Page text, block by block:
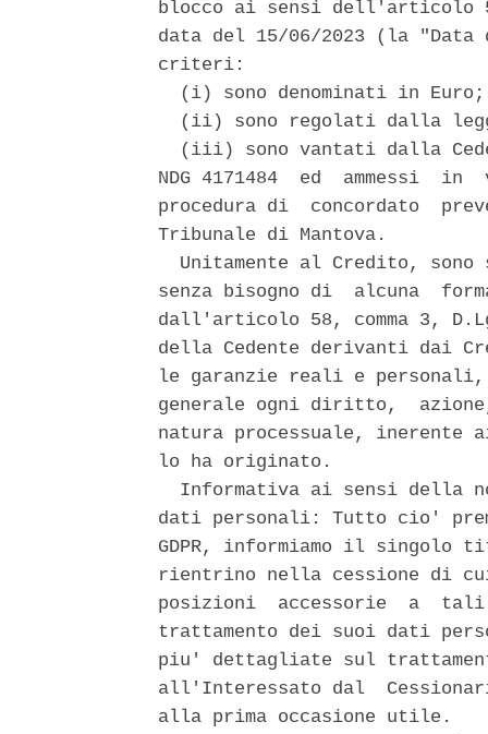
blocco ai sensi dell'articolo
data del 15/06/2023 (la
criteri:
(i) sono denominati in
(ii) sono regolati dalla
(iii) sono vantati dalla
NDG 4171484  ed  ammessi
procedura di  concordato
Tribunale di Mantova.
Unitamente al Credito, sono
senza bisogno di  alcuna
dall'articolo 58, comma 3,
della Cedente derivanti dai
le garanzie reali e
generale ogni diritto,
natura processuale,
lo ha originato.
Informativa ai sensi della
dati personali: Tutto cio'
GDPR, informiamo il
rientrino nella cessione di
posizioni  accessorie  a
trattamento dei suoi dati
piu' dettagliate sul
all'Interessato dal
alla prima occasione utile.